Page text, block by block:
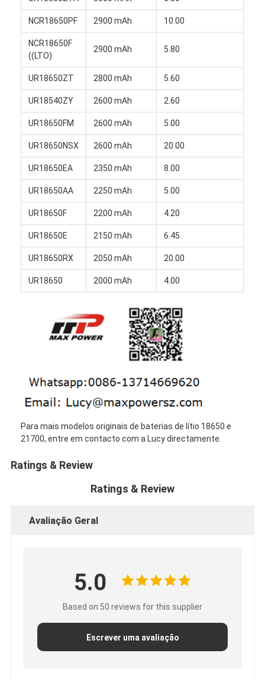
NCR18650PF 2900 mAh 10.00
NCR18650F
((LTO)
2900 mAh 5.80
UR18650ZT 2800 mAh 5.60
UR18540ZY 2600 mAh 2.60
UR18650FM 2600 mAh 5.00
UR18650NSX 2600 mAh 20.00
UR18650EA 2350 mAh 8.00
UR18650AA 2250 mAh 5.00
UR18650F 2200 mAh 4.20
UR18650E 2150 mAh 6.45
UR18650RX 2050 mAh 20.00
UR18650 2000 mAh 4.00
Para mais modelos originais de baterias de lítio 18650 e
21700, entre em contacto com a Lucy directamente.
Ratings & Review
Ratings & Review
Avaliação Geral
5.0
Based on 50 reviews for this supplier
Escrever uma avaliação